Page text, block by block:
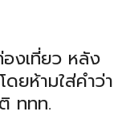
งเที่ยว หลัง
ยห้ามใส่คำว่า
ททท.